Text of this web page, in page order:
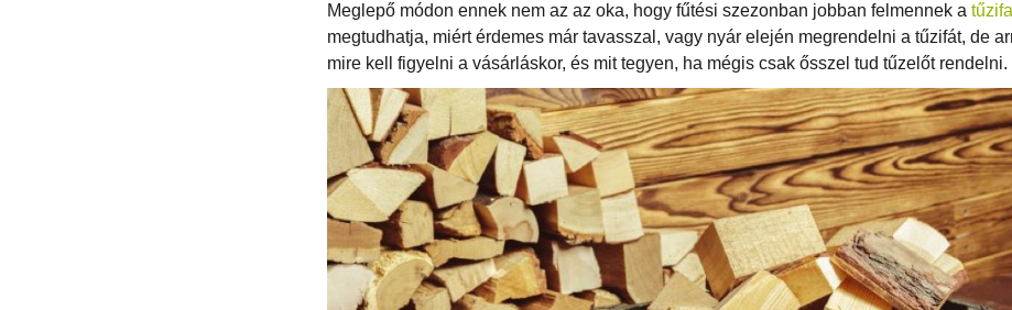
Meglepő módon ennek nem az az oka, hogy fűtési szezonban jobban felmennek a
megtudhatja, miért érdemes már tavasszal, vagy nyár elején megrendelni a tűzifát, de
mire kell figyelni a vásárláskor, és mit tegyen, ha mégis csak ősszel tud tűzelőt rendelni.